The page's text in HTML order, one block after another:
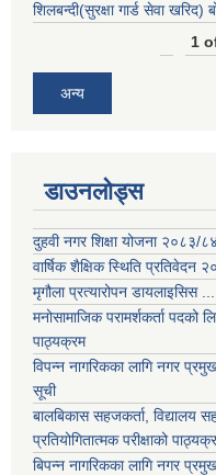
शिलबन्दी(सुरक्षा गार्ड सेवा
1
अन्य
डाउनलोड्स
दुहवी नगर शिक्षा योजना २०८३/
वार्षिक शैक्षिक स्थिति प्रतिवेदन
मृगौला प्रत्यारोपन डायलाइसिस
मनोसामाजिक परामर्शकर्ता पदको
पाठ्यक्रम
विपन्न नागरिकका लागि नगर
सूची
बालबिकास सहजकर्ता, विद्यालय
प्रतियोगितात्मक परीक्षाको
बिपन्न नागरिकका लागि नगर